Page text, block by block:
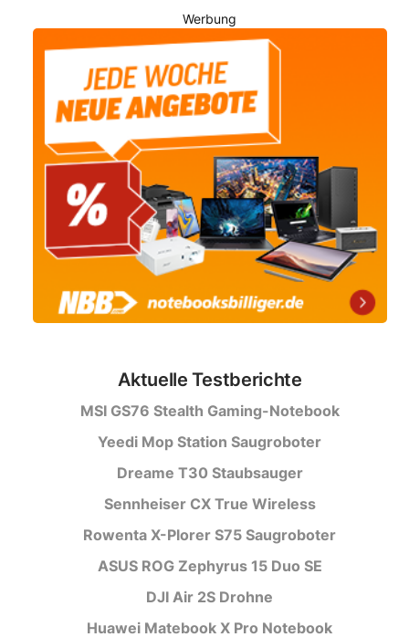
Werbung
Aktuelle Testberichte
MSI GS76 Stealth Gaming-Notebook
Yeedi Mop Station Saugroboter
Dreame T30 Staubsauger
Sennheiser CX True Wireless
Rowenta X-Plorer S75 Saugroboter
ASUS ROG Zephyrus 15 Duo SE
DJI Air 2S Drohne
Huawei Matebook X Pro Notebook